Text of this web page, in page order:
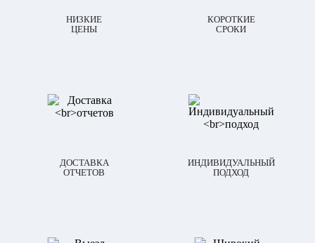
НИЗКИЕ
ЦЕНЫ
КОРОТКИЕ
СРОКИ
ДОСТАВКА
ОТЧЕТОВ
ИНДИВИДУАЛЬНЫЙ
ПОДХОД